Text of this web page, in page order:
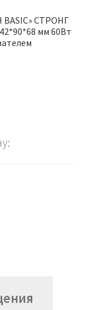
СТРОНГ
мм 60Вт